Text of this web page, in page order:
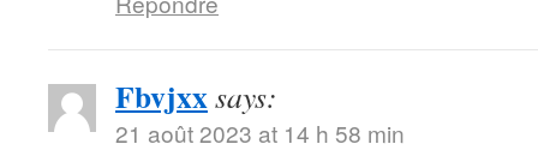
Fbvjxxsays:
21 août 2023 at 14 h 58 min